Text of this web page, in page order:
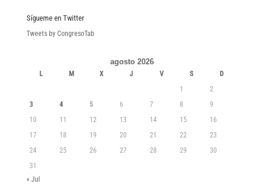
Sígueme en Twitter
Tweets by CongresoTab
agosto 2026
L M X J V S
D
1
2
3
4 5 6 7 8
9
10
11 12 13 14 15
16
17
18 19 20 21 22
23
24
25 26 27 28 29
30
31
« Jul